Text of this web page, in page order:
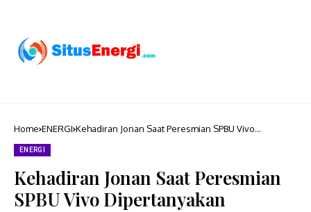
Home ENERGI Kehadiran Jonan Saat Peresmian SPBU Vivo
ENERGI
Kehadiran Jonan Saat Peresmian
SPBU Vivo Dipertanyakan